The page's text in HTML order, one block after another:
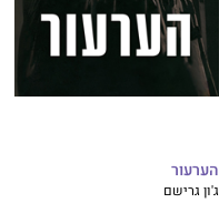
הערעור
ג'ון גרישם